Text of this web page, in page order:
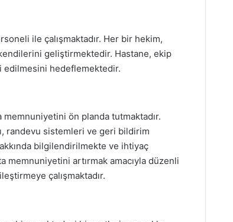
ile çalışmaktadır. Her bir hekim,
geliştirmektedir. Hastane, ekip
edilmesini hedeflemektedir.
memnuniyetini ön planda tutmaktadır.
randevu sistemleri ve geri bildirim
bilgilendirilmekte ve ihtiyaç
memnuniyetini artırmak amacıyla düzenli
çalışmaktadır.